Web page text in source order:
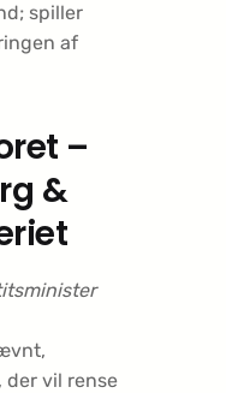
spiller
af
–
&
der vil rense